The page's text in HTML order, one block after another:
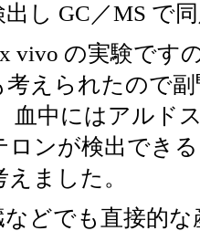
し GC／MS で
vivo の実験です
考えられたので
血中にはアルド
ロンが検出でき
ました。
などでも直接的